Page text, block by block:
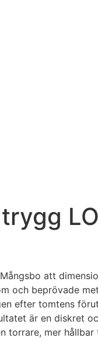
att
och beprövade
efter tomtens
är en diskret
torrare, mer